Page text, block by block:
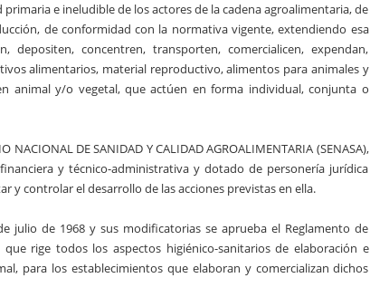
e ineludible de los actores de la cadena agroalimentaria, de
de conformidad con la normativa vigente, extendiendo esa
depositen, concentren, transporten, comercialicen, expendan,
alimentarios, material reproductivo, alimentos para animales y
animal y/o vegetal, que actúen en forma individual, conjunta o
DE SANIDAD Y CALIDAD AGROALIMENTARIA (SENASA),
y técnico-administrativa y dotado de personería jurídica
y controlar el desarrollo de las acciones previstas en ella.
julio de 1968 y sus modificatorias se aprueba el Reglamento de
rige todos los aspectos higiénico-sanitarios de elaboración e
para los establecimientos que elaboran y comercializan dichos